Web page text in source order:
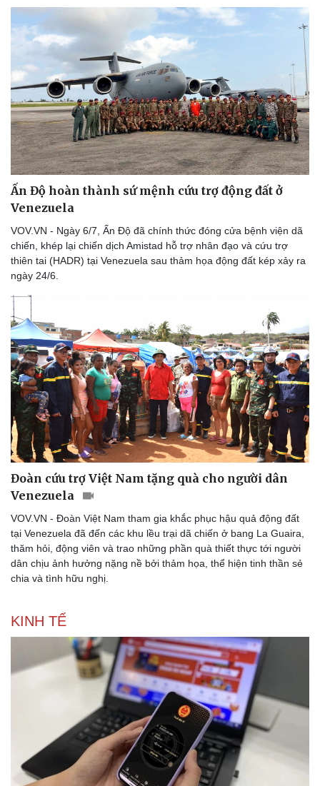
Kinh tế
Bất động sản
Khởi nghiệp
Thị trường
Giá vàng
Tiêu dùng
Chứng khoán
Ấn Độ hoàn thành sứ mệnh cứu trợ động đất ở
Venezuela
VOV.VN - Ngày 6/7, Ấn Độ đã chính thức đóng cửa bệnh viện dã
chiến, khép lại chiến dịch Amistad hỗ trợ nhân đạo và cứu trợ
thiên tai (HADR) tại Venezuela sau thảm họa động đất kép xảy ra
ngày 24/6.
Đoàn cứu trợ Việt Nam tặng quà cho người dân
Venezuela
VOV.VN - Đoàn Việt Nam tham gia khắc phục hậu quả động đất
tại Venezuela đã đến các khu lều trại dã chiến ở bang La Guaira,
thăm hỏi, động viên và trao những phần quà thiết thực tới người
dân chịu ảnh hưởng nặng nề bởi thảm họa, thể hiện tinh thần sẻ
chia và tình hữu nghị.
KINH TẾ